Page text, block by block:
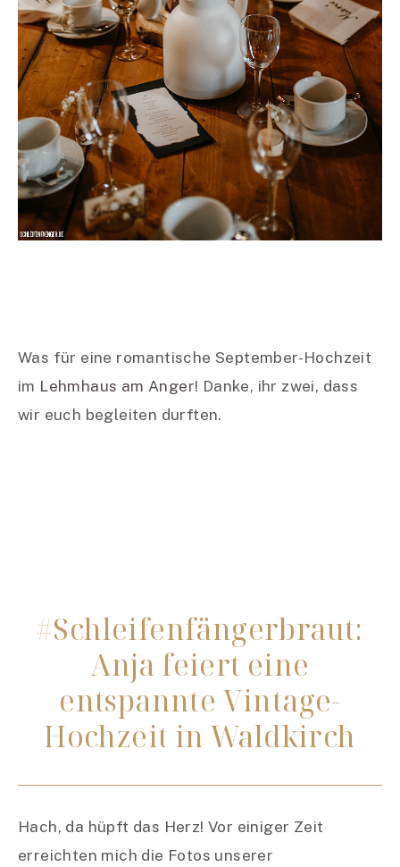
Was für eine romantische September-Hochzeit
im Lehmhaus am Anger! Danke, ihr zwei, dass
wir euch begleiten durften.
#Schleifenfängerbraut:
Anja feiert eine
entspannte Vintage-
Hochzeit in Waldkirch
Hach, da hüpft das Herz! Vor einiger Zeit
erreichten mich die Fotos unserer